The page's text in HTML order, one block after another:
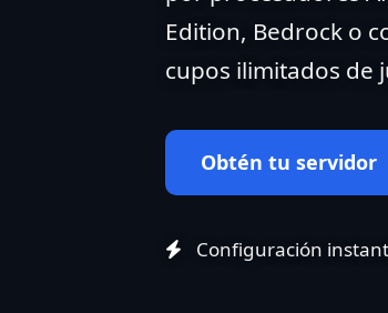
Edition, Bedrock o
cupos ilimitados de
Obtén tu servidor
Configuración